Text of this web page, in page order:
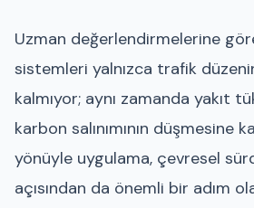
Uzman değerlendirmelerine
sistemleri yalnızca trafik
kalmıyor; aynı zamanda yakıt
karbon salınımının düşmesine
yönüyle uygulama, çevresel
açısından da önemli bir adım